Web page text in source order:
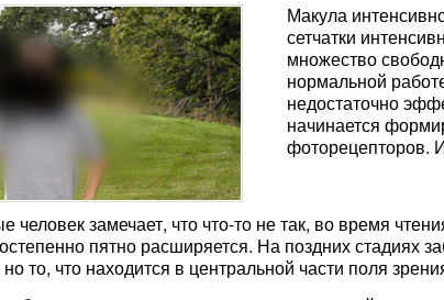
Макула
сетчатки
множество
нормальной
недостаточно
начинается
фоторецепторов.
человек замечает, что что-то не так, во время
пятно расширяется. На поздних стадиях
то, что находится в центральной части поля